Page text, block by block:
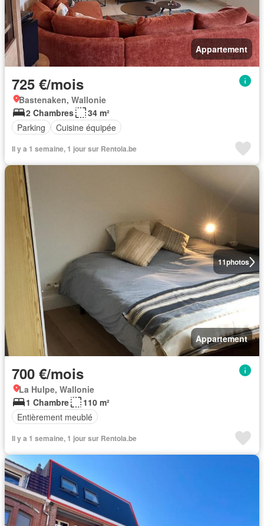
Appartement
725 €/mois
Bastenaken, Wallonie
2 Chambres
34 m²
Parking
Cuisine équipée
Il y a 1 semaine, 1 jour sur Rentola.be
11photos
Appartement
700 €/mois
La Hulpe, Wallonie
1 Chambre
110 m²
Entièrement meublé
Il y a 1 semaine, 1 jour sur Rentola.be